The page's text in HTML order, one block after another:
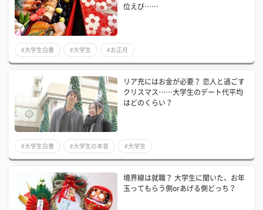
位えび……
#大学生白書 #大学生 #お正月
リア充にはお金が必要？ 恋人と過ごす
クリスマス……大学生のデート代平均
はどのくらい？
#大学生白書 #大学生の本音 #大学生
境界線は就職？ 大学生に聞いた、お年
玉ってもらう側orあげる側どっち？